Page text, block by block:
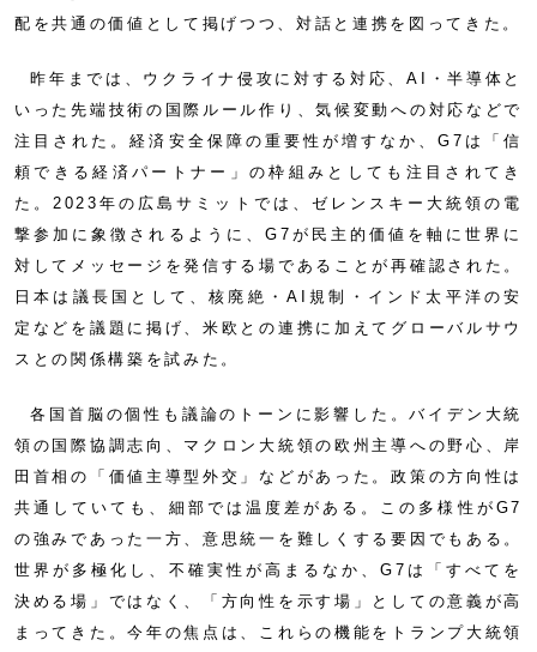
配を共通の価値として掲げつつ、対話と連携を図ってきた。
昨年までは、ウクライナ侵攻に対する対応、AI・半導体と
いった先端技術の国際ルール作り、気候変動への対応などで
注目された。経済安全保障の重要性が増すなか、G7は「信
頼できる経済パートナー」の枠組みとしても注目されてき
た。2023年の広島サミットでは、ゼレンスキー大統領の電
撃参加に象徴されるように、G7が民主的価値を軸に世界に
対してメッセージを発信する場であることが再確認された。
日本は議長国として、核廃絶・AI規制・インド太平洋の安
定などを議題に掲げ、米欧との連携に加えてグローバルサウ
スとの関係構築を試みた。
各国首脳の個性も議論のトーンに影響した。バイデン大統
領の国際協調志向、マクロン大統領の欧州主導への野心、岸
田首相の「価値主導型外交」などがあった。政策の方向性は
共通していても、細部では温度差がある。この多様性がG7
の強みであった一方、意思統一を難しくする要因でもある。
世界が多極化し、不確実性が高まるなか、G7は「すべてを
決める場」ではなく、「方向性を示す場」としての意義が高
まってきた。今年の焦点は、これらの機能をトランプ大統領